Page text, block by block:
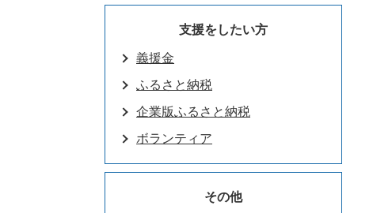
支援をしたい方
義援金
ふるさと納税
企業版ふるさと納税
ボランティア
その他